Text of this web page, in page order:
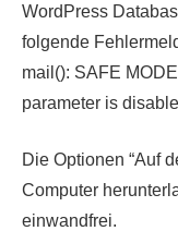
WordPress
folgende
mail(): SAFE
parameter is
Die Optionen “Auf
Computer
einwandfrei.